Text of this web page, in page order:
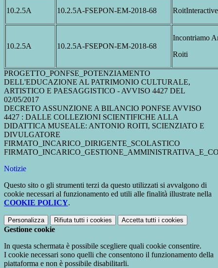
10.2.5A 10.2.5A-FSEPON-EM-2018-68 RoitInteractive
10.2.5A 10.2.5A-FSEPON-EM-2018-68
Incontriamo
Roiti
PROGETTO_PONFSE_POTENZIAMENTO
DELL'EDUCAZIONE AL PATRIMONIO CULTURALE,
ARTISTICO E PAESAGGISTICO - AVVISO 4427 DEL
02/05/2017
DECRETO ASSUNZIONE A BILANCIO PONFSE AVVISO
4427 : DALLE COLLEZIONI SCIENTIFICHE ALLA
DIDATTICA MUSEALE: ANTONIO ROITI, SCIENZIATO E
DIVULGATORE
FIRMATO_INCARICO_DIRIGENTE_SCOLASTICO
Notizie
Questo sito o gli strumenti terzi da questo utilizzati si avvalgono di
cookie necessari al funzionamento ed utili alle finalità illustrate nella
COOKIE POLICY.
Personalizza Rifiuta tutti i cookies Accetta tutti i cookies
Gestione cookie
In questa schermata è possibile scegliere quali cookie consentire.
I cookie necessari sono quelli che consentono il funzionamento della
piattaforma e non è possibile disabilitarli.